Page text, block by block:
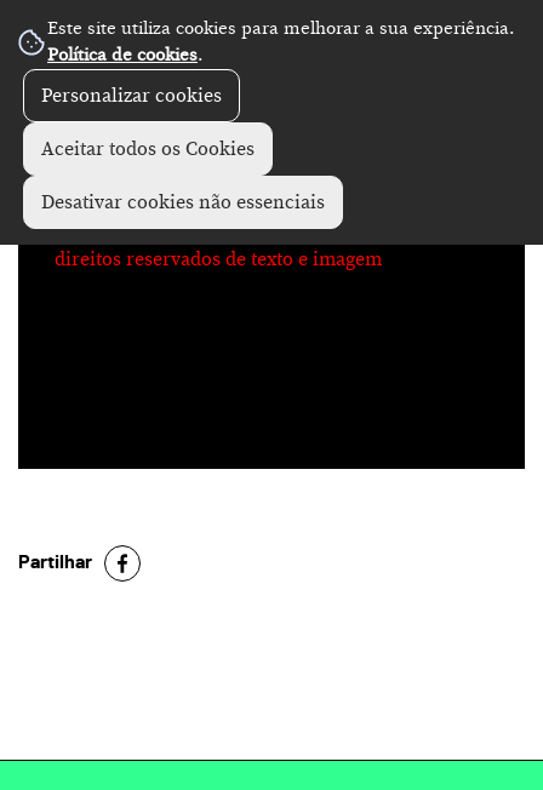
Este site utiliza cookies para melhorar a sua experiência.
Política de cookies.
Personalizar cookies
Aceitar todos os Cookies
Desativar cookies não essenciais
No Record
direitos reservados de texto e imagem
Partilhar